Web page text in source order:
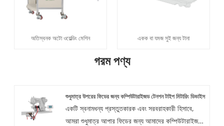
অতিস্বনক অটো ওয়েল্ডিং মেশিন একক বা যমজ সুই জন্য টানা
গরম পণ্য
শুধুমাত্র উপরের ফিডের জন্য কম্পিউটারাইজড টেনশন টাইপ মিটারিং ডিভাইস
একটি স্বনামধন্য প্রস্তুতকারক এবং সরবরাহকারী হিসাবে,
আমরা শুধুমাত্র আপার ফিডের জন্য আমাদের কম্পিউটারাইজড